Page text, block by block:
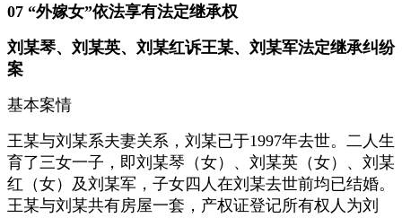
07 “外嫁女”依法享有法定继承权
刘某琴、刘某英、刘某红诉王某、刘某军法定继承纠纷
案
基本案情
王某与刘某系夫妻关系，刘某已于1997年去世。二人生
育了三女一子，即刘某琴（女）、刘某英（女）、刘某
红（女）及刘某军，子女四人在刘某去世前均已结婚。
王某与刘某共有房屋一套，产权证登记所有权人为刘